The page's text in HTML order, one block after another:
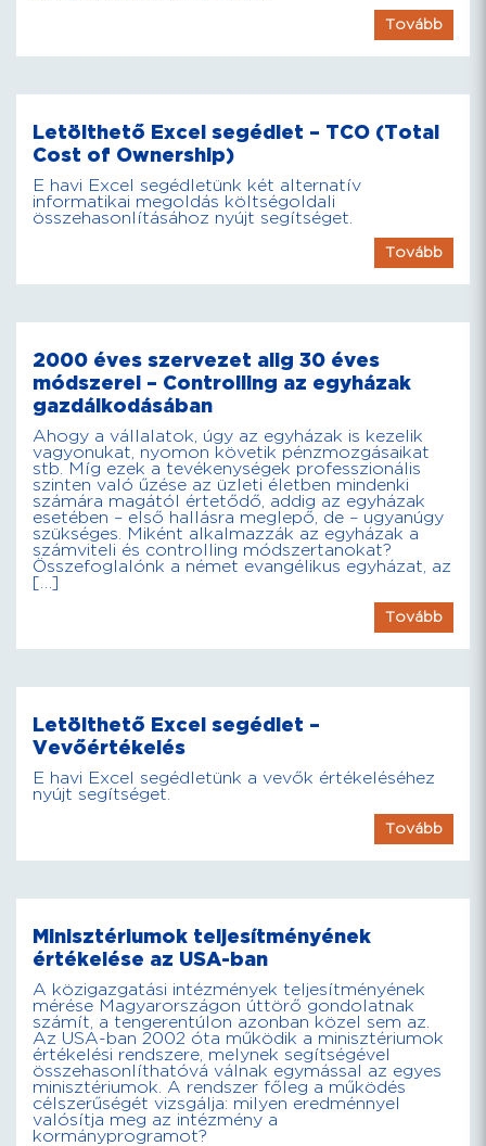
Tovább
Letölthető Excel segédlet – TCO (Total
Cost of Ownership)
E havi Excel segédletünk két alternatív
informatikai megoldás költségoldali
összehasonlításához nyújt segítséget.
Tovább
2000 éves szervezet alig 30 éves
módszerei – Controlling az egyházak
gazdálkodásában
Ahogy a vállalatok, úgy az egyházak is kezelik
vagyonukat, nyomon követik pénzmozgásaikat
stb. Míg ezek a tevékenységek professzionális
szinten való űzése az üzleti életben mindenki
számára magától értetődő, addig az egyházak
esetében – első hallásra meglepő, de – ugyanúgy
szükséges. Miként alkalmazzák az egyházak a
számviteli és controlling módszertanokat?
Összefoglalónk a német evangélikus egyházat, az
[…]
Tovább
Letölthető Excel segédlet –
Vevőértékelés
E havi Excel segédletünk a vevők értékeléséhez
nyújt segítséget.
Tovább
Minisztériumok teljesítményének
értékelése az USA-ban
A közigazgatási intézmények teljesítményének
mérése Magyarországon úttörő gondolatnak
számít, a tengerentúlon azonban közel sem az.
Az USA-ban 2002 óta működik a minisztériumok
értékelési rendszere, melynek segítségével
összehasonlíthatóvá válnak egymással az egyes
minisztériumok. A rendszer főleg a működés
célszerűségét vizsgálja: milyen eredménnyel
valósítja meg az intézmény a
kormányprogramot?